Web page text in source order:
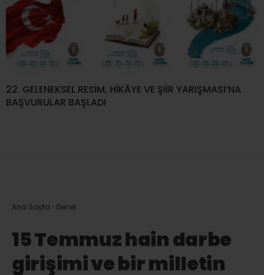
22. GELENEKSEL RESİM, HİKÂYE VE ŞİİR YARIŞMASI’NA
BAŞVURULAR BAŞLADI
Ana Sayfa › Genel
15 Temmuz hain darbe
girişimi ve bir milletin